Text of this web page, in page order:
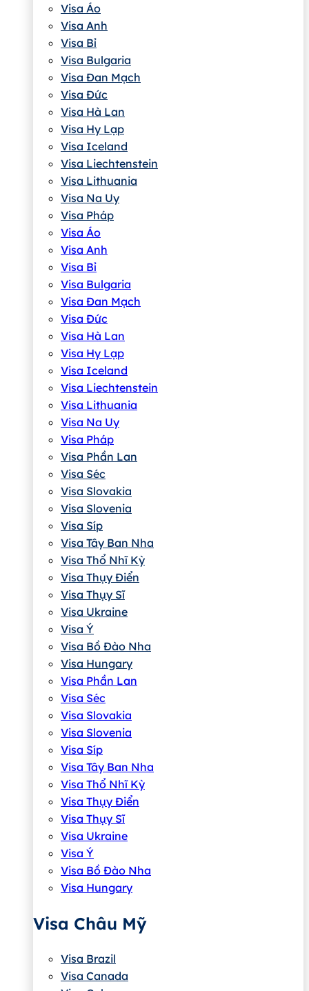
Visa Áo
Visa Anh
Visa Bỉ
Visa Bulgaria
Visa Đan Mạch
Visa Đức
Visa Hà Lan
Visa Hy Lạp
Visa Iceland
Visa Liechtenstein
Visa Lithuania
Visa Na Uy
Visa Pháp
Visa Áo
Visa Anh
Visa Bỉ
Visa Bulgaria
Visa Đan Mạch
Visa Đức
Visa Hà Lan
Visa Hy Lạp
Visa Iceland
Visa Liechtenstein
Visa Lithuania
Visa Na Uy
Visa Pháp
Visa Phần Lan
Visa Séc
Visa Slovakia
Visa Slovenia
Visa Síp
Visa Tây Ban Nha
Visa Thổ Nhĩ Kỳ
Visa Thụy Điển
Visa Thụy Sĩ
Visa Ukraine
Visa Ý
Visa Bồ Đào Nha
Visa Hungary
Visa Phần Lan
Visa Séc
Visa Slovakia
Visa Slovenia
Visa Síp
Visa Tây Ban Nha
Visa Thổ Nhĩ Kỳ
Visa Thụy Điển
Visa Thụy Sĩ
Visa Ukraine
Visa Ý
Visa Bồ Đào Nha
Visa Hungary
Visa Châu Mỹ
Visa Brazil
Visa Canada